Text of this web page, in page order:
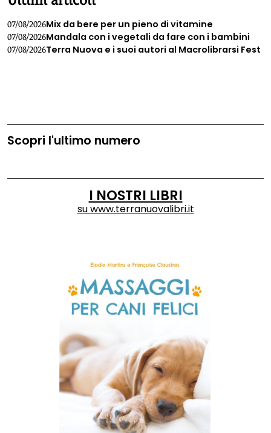
07/08/2026Mix da bere per un pieno di vitamine
07/08/2026Mandala con i vegetali da fare con i bambini
07/08/2026Terra Nuova e i suoi autori al Macrolibrarsi Fest
Scopri l'ultimo numero
I NOSTRI LIBRI
suwww.terranuovalibri.it